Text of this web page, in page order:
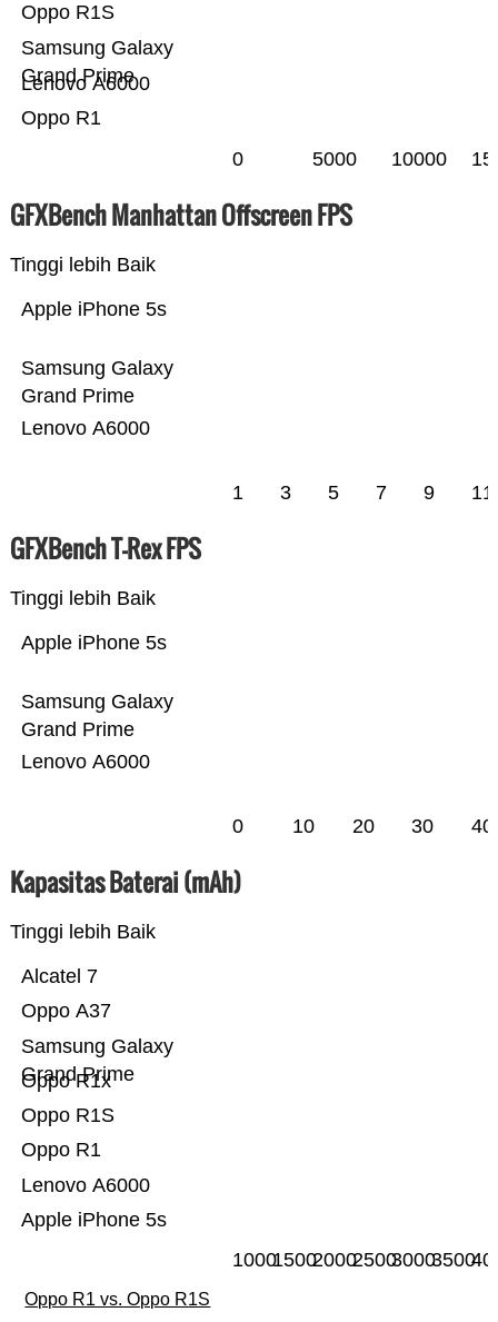
Oppo R1
Lenovo A6000
Samsung Galaxy
Grand Prime
Oppo R1S
0 5000 10000
GFXBench Manhattan Offscreen FPS
Tinggi lebih Baik
Lenovo A6000
Samsung Galaxy
Grand Prime
Apple iPhone 5s
1 3 5 7 9 11
GFXBench T-Rex FPS
Tinggi lebih Baik
Lenovo A6000
Samsung Galaxy
Grand Prime
Apple iPhone 5s
0 10 20 30 40
Kapasitas Baterai (mAh)
Tinggi lebih Baik
Apple iPhone 5s
Lenovo A6000
Oppo R1
Oppo R1S
Oppo R1x
Samsung Galaxy
Grand Prime
Oppo A37
Alcatel 7
100015002000250030003500
Oppo R1 vs. Oppo R1S